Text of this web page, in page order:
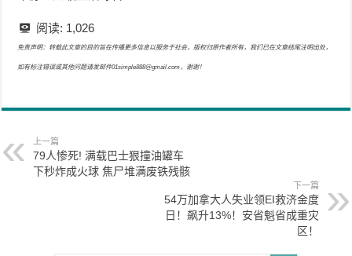
阅读: 1,026
免责声明：转载此文章的目的旨在传播更多信息以服务于社会，版权归原作者所有，我们已在文章结尾注明出处，
如有标注错误或其他问题请发邮件01simple888@gmail.com，谢谢！
上一篇
79人惨死! 满载巴士狠撞油罐车
下秒炸成火球 焦尸堆满废铁残骸
下一篇
54万加拿大人失业领EI救济金度
日！飙升13%！安省魁省成重灾
区！